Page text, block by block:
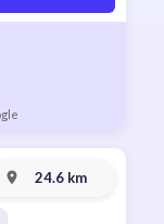
24.6 km